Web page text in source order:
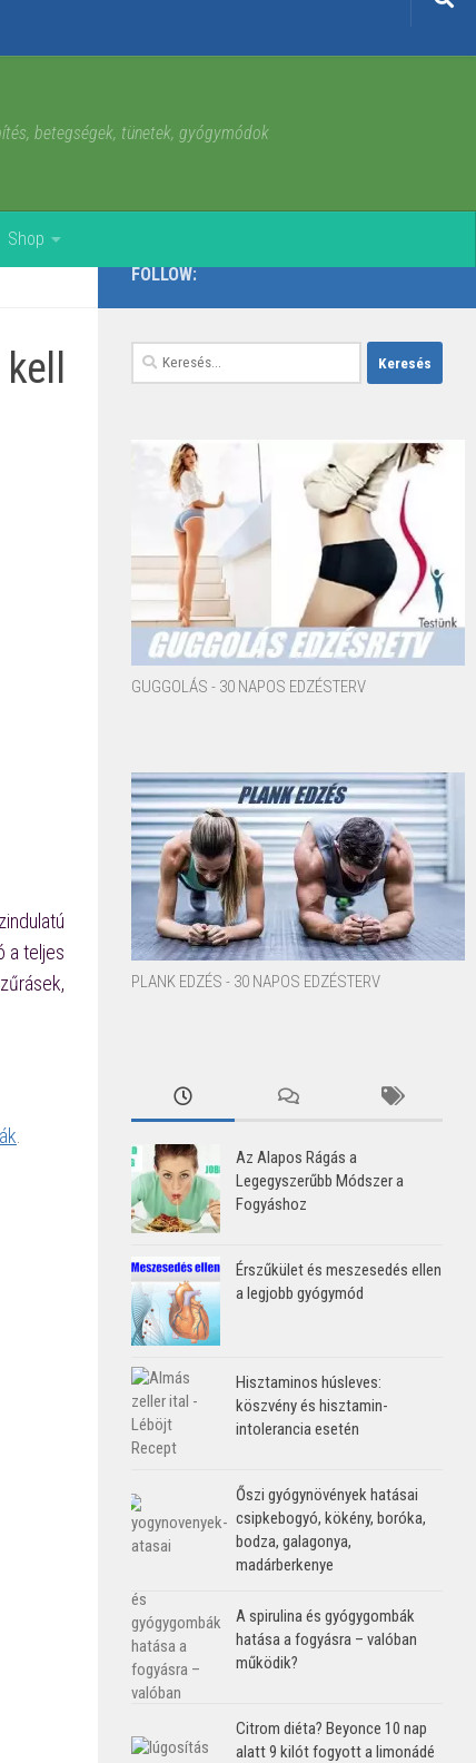
betegségek, tünetek, gyógymódok
Shop
a teljes
FOLLOW:
Keresés:
GUGGOLÁS - 30 NAPOS EDZÉSTERV
PLANK EDZÉS - 30 NAPOS EDZÉSTERV
Az Alapos Rágás a
Legegyszerűbb Módszer a
Fogyáshoz
Érszűkület és meszesedés ellen
a legjobb gyógymód
Hisztaminos húsleves:
köszvény és hisztamin-
intolerancia esetén
Őszi gyógynövények hatásai
csipkebogyó, kökény, boróka,
bodza, galagonya,
madárberkenye
A spirulina és gyógygombák
hatása a fogyásra – valóban
működik?
Citrom diéta? Beyonce 10 nap
alatt 9 kilót fogyott a limonádé